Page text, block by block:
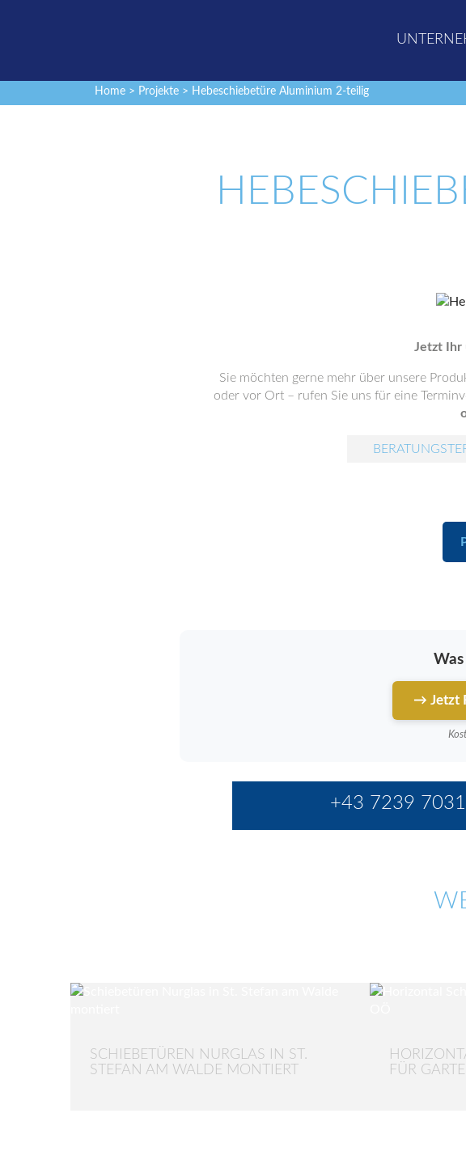
Home > Projekte > Hebeschiebetüre Aluminium 2-teilig
Jetzt Ihr
Sie möchten gerne mehr über unsere
oder vor Ort – rufen Sie uns für eine
→ Jetzt
+43 7239
SCHIEBETÜREN NURGLAS IN ST.
STEFAN AM WALDE MONTIERT
FÜR